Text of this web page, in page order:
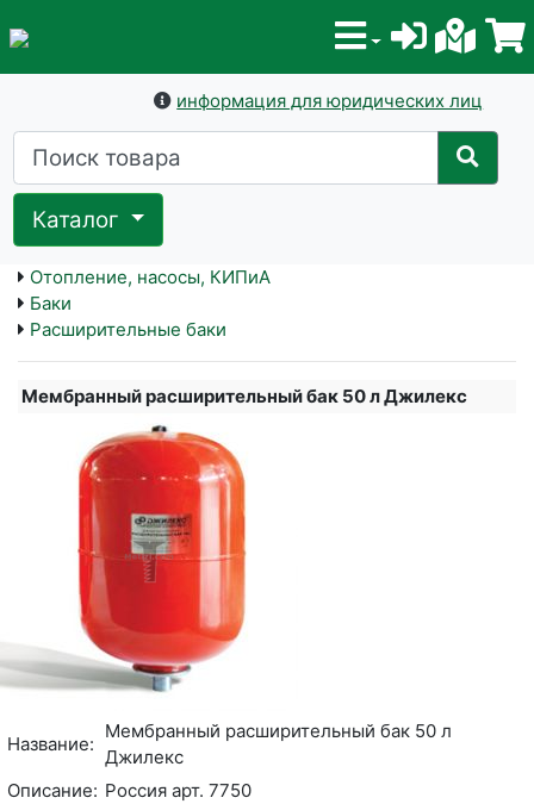
информация для юридических лиц
Каталог
Отопление, насосы, КИПиА
Баки
Расширительные баки
Мембранный расширительный бак 50 л Джилекс
Название:
Мембранный расширительный бак 50 л
Джилекс
Описание: Россия арт. 7750